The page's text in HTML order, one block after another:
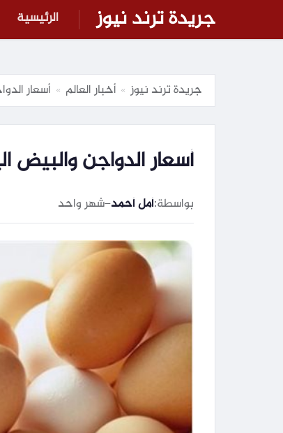
جريدة ترند نيوز الرئيسية
جريدة ترند نيوز » أخبار العالم » أسعار الدواجن
أسعار الدواجن والبيض اليوم الثلاثاء 7
بواسطة:أمل أحمد–شهر واحد